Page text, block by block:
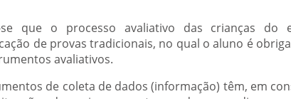
se que o processo avaliativo das crianças do
de provas tradicionais, no qual o aluno é
avaliativos.
de coleta de dados (informação) têm, em